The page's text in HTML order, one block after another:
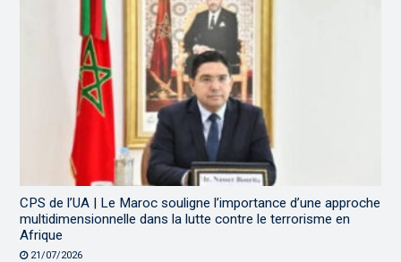
CPS de l’UA | Le Maroc souligne l’importance d’une approche
multidimensionnelle dans la lutte contre le terrorisme en
Afrique
21/07/2026